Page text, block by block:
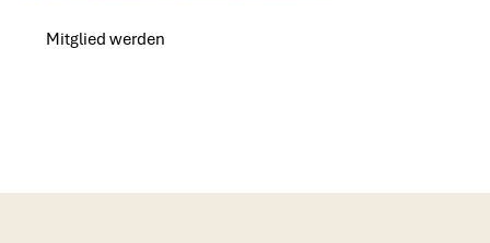
Mitglied werden